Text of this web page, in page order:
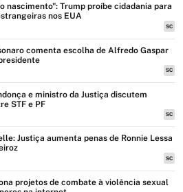
nascimento": Trump proíbe cidadania para
nos EUA
SC
comenta escolha de Alfredo Gaspar
SC
e ministro da Justiça discutem
STF e PF
SC
Justiça aumenta penas de Ronnie Lessa
SC
projetos de combate à violência sexual